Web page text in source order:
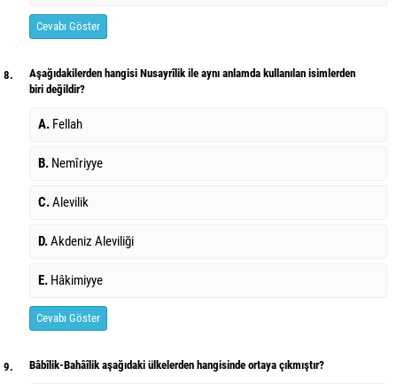
Cevabı Göster
8.
Aşağıdakilerden hangisi Nusayrîlik ile aynı anlamda kullanılan isimlerden
biri değildir?
A. Fellah
B. Nemîriyye
C.Alevilik
D.Akdeniz Aleviliği
E. Hâkimiyye
Cevabı Göster
9. Bâbîlik-Bahâîlik aşağıdaki ülkelerden hangisinde ortaya çıkmıştır?